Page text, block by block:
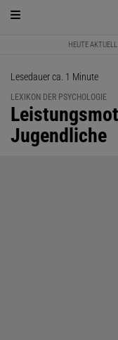
HEUTE AKTUELL
Lesedauer ca. 1 Minute
LEXIKON DER PSYCHOLOGIE
:
Jugendliche